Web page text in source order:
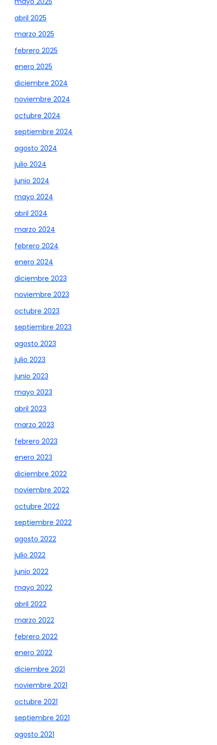
abril 2025
marzo 2025
febrero 2025
enero 2025
diciembre 2024
noviembre 2024
octubre 2024
septiembre 2024
agosto 2024
julio 2024
junio 2024
mayo 2024
abril 2024
marzo 2024
febrero 2024
enero 2024
diciembre 2023
noviembre 2023
octubre 2023
septiembre 2023
agosto 2023
julio 2023
junio 2023
mayo 2023
abril 2023
marzo 2023
febrero 2023
enero 2023
diciembre 2022
noviembre 2022
octubre 2022
septiembre 2022
agosto 2022
julio 2022
junio 2022
mayo 2022
abril 2022
marzo 2022
febrero 2022
enero 2022
diciembre 2021
noviembre 2021
octubre 2021
septiembre 2021
agosto 2021